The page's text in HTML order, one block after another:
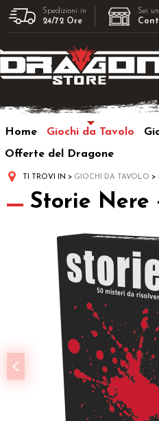
Spedizioni in
24/72 Ore
Sei
Home Giochi da Tavolo
Offerte del Dragone
TI TROVI IN GIOCHI DA TAVOLO
Storie Nere